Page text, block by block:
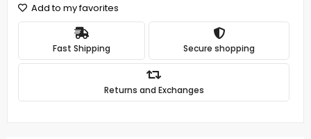
Add to my favorites
Fast Shipping Secure shopping
Returns and Exchanges